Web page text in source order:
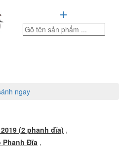
+
ngay
(2 phanh đĩa) ,
Phanh Đĩa ,